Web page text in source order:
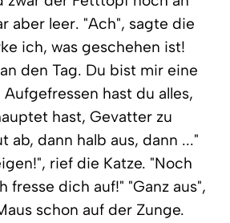
aber leer. "Ach", sagte die
ich, was geschehen ist!
den Tag. Du bist mir eine
hast du alles,
hast, Gevatter zu
ab, dann halb aus, dann ..."
rief die Katze. "Noch
fresse dich auf!" "Ganz aus",
schon auf der Zunge.